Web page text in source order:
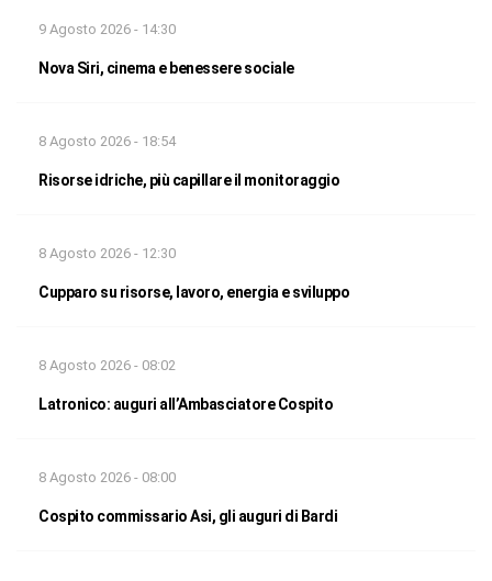
9 Agosto 2026 - 14:30
Nova Siri, cinema e benessere sociale
8 Agosto 2026 - 18:54
Risorse idriche, più capillare il monitoraggio
8 Agosto 2026 - 12:30
Cupparo su risorse, lavoro, energia e sviluppo
8 Agosto 2026 - 08:02
Latronico: auguri all’Ambasciatore Cospito
8 Agosto 2026 - 08:00
Cospito commissario Asi, gli auguri di Bardi